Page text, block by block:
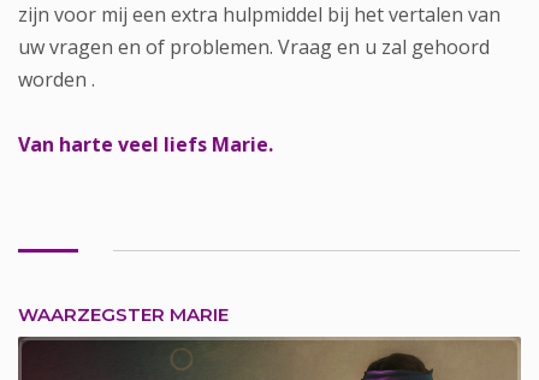
zijn voor mij een extra hulpmiddel bij het vertalen van
uw vragen en of problemen. Vraag en u zal gehoord
worden .
Van harte veel liefs Marie.
WAARZEGSTER MARIE